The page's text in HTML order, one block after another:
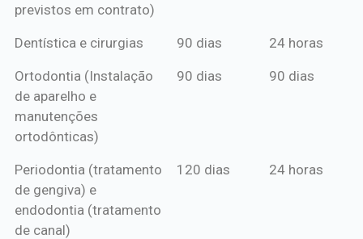
previstos em contrato)
Dentística e cirurgias 90 dias 24 horas
Ortodontia (Instalação
de aparelho e
manutenções
ortodônticas)
90 dias 90 dias
Periodontia (tratamento
de gengiva) e
endodontia (tratamento
de canal)
120 dias 24 horas